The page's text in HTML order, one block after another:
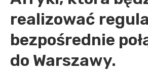
realizować
bezpośrednie
do Warszawy.